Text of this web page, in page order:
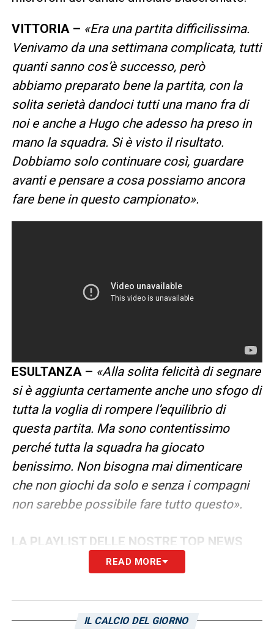
VITTORIA – «Era una partita difficilissima.
Venivamo da una settimana complicata, tutti
quanti sanno cos’è successo, però
abbiamo preparato bene la partita, con la
solita serietà dandoci tutti una mano fra di
noi e anche a Hugo che adesso ha preso in
mano la squadra. Si è visto il risultato.
Dobbiamo solo continuare così, guardare
avanti e pensare a cosa possiamo ancora
fare bene in questo campionato».
ESULTANZA – «Alla solita felicità di segnare
si è aggiunta certamente anche uno sfogo di
tutta la voglia di rompere l’equilibrio di
questa partita. Ma sono contentissimo
perché tutta la squadra ha giocato
benissimo. Non bisogna mai dimenticare
che non giochi da solo e senza i compagni
non sarebbe possibile fare tutto questo».
LA PLAYLIST DELLE NOSTRE TOP NEWS
READ MORE
IL CALCIO DEL GIORNO